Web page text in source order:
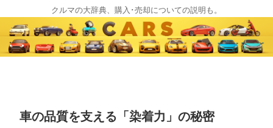
クルマの大辞典、購入･売却についての説明も。
車の品質を支える「染着力」の秘密